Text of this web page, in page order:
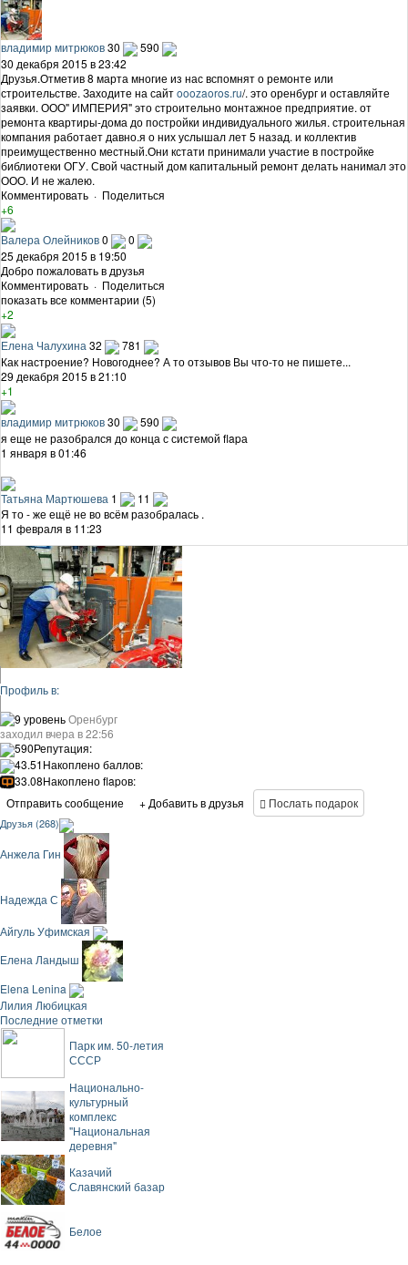
владимир митрюков30
590
30 декабря 2015 в 23:42
Друзья.Отметив 8 марта многие из нас вспомнят о ремонте или
строительстве. Заходите на сайтooozaoros.ru/. это оренбург и оставляйте
заявки. ООО" ИМПЕРИЯ" это строительно монтажное предприятие. от
ремонта квартиры-дома до постройки индивидуального жилья. строительная
компания работает давно.я о них услышал лет 5 назад. и коллектив
преимущественно местный.Они кстати принимали участие в постройке
библиотеки ОГУ. Свой частный дом капитальный ремонт делать нанимал это
ООО. И не жалею.
Комментировать · Поделиться
+6
Валера Олейников0
0
25 декабря 2015 в 19:50
Добро пожаловать в друзья
Комментировать · Поделиться
показать все комментарии (5)
+2
Елена Чалухина 32
781
Как настроение? Новогоднее? А то отзывов Вы что-то не пишете...
29 декабря 2015 в 21:10
+1
владимир митрюков30
590
я еще не разобрался до конца с системой flapа
1 января в 01:46
Татьяна Мартюшева 1
11
Я то - же ещё не во всём разобралась .
11 февраля в 11:23
Профиль в:
9 уровеньОренбург
заходил вчера в 22:56
590Репутация:
43.51Накоплено баллов:
33.08Накоплено flapов:
Отправить сообщение
+ Добавить в друзья Послать подарок
Друзья (268)
Анжела Гин
Надежда С
Айгуль Уфимская
Елена Ландыш
Elena Lenina
Лилия Любицкая
Последние отметки
Парк им. 50-летия
СССР
Национально-
культурный
комплекс
"Национальная
деревня"
Казачий
Славянский базар
Белое